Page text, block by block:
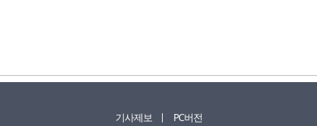
기사제보 PC버전